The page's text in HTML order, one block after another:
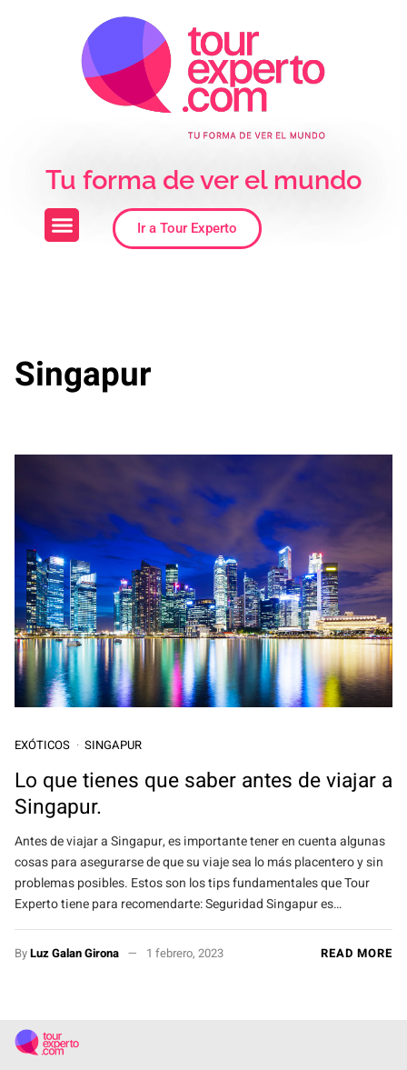
Tu forma de ver el mundo
Ir a Tour Experto
Singapur
EXÓTICOS SINGAPUR
Lo que tienes que saber antes de viajar a
Singapur.
Antes de viajar a Singapur, es importante tener en cuenta algunas
cosas para asegurarse de que su viaje sea lo más placentero y sin
problemas posibles. Estos son los tips fundamentales que Tour
Experto tiene para recomendarte: Seguridad Singapur es…
ByLuz Galan Girona 1 febrero, 2023 READ MORE